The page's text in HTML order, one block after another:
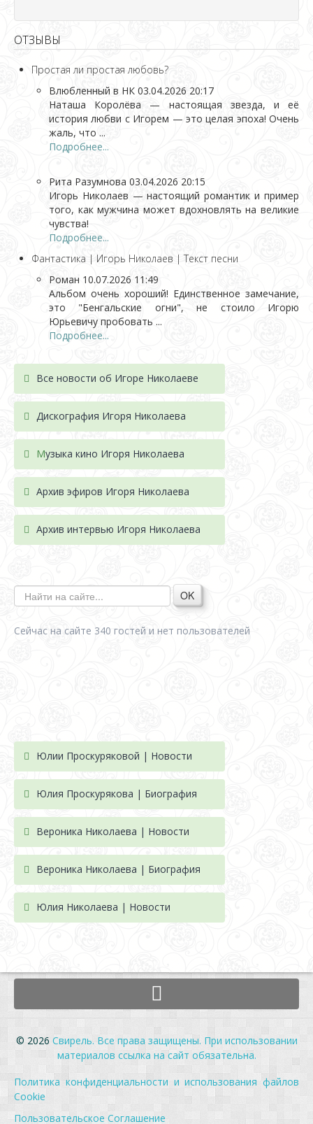
ОТЗЫВЫ
Простая ли простая любовь?
Влюбленный в НК 03.04.2026 20:17
Наташа Королёва — настоящая звезда, и её
история любви с Игорем — это целая эпоха! Очень
жаль, что ...
Подробнее...
Рита Разумнова 03.04.2026 20:15
Игорь Николаев — настоящий романтик и пример
того, как мужчина может вдохновлять на великие
чувства!
Подробнее...
Фантастика | Игорь Николаев | Текст песни
Роман 10.07.2026 11:49
Альбом очень хороший! Единственное замечание,
это "Бенгальские огни", не стоило Игорю
Юрьевичу пробовать ...
Подробнее...
Все новости об Игоре Николаеве
Дискография Игоря Николаева
Музыка кино Игоря Николаева
Архив эфиров Игоря Николаева
Архив интервью Игоря Николаева
OK
Сейчас на сайте 340 гостей и нет пользователей
Юлии Проскуряковой | Новости
Юлия Проскурякова | Биография
Вероника Николаева | Новости
Вероника Николаева | Биография
Юлия Николаева | Новости
© 2026 Свирель. Все права защищены. При использовании
материалов ссылка на сайт обязательна.
Политика конфиденциальности и использования файлов
Cookie
Пользовательское Соглашение